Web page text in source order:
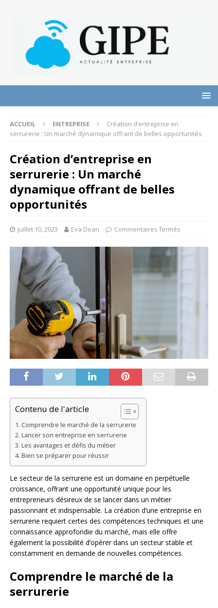
ACCUEIL ENTREPRISE
Création d’entreprise en
serrurerie : Un marché dynamique offrant de belles opportunités
Création d’entreprise en
serrurerie : Un marché
dynamique offrant de belles
opportunités
juillet 10, 2023 Eva Dean Commentaires fermés
Contenu de l'article
Comprendre le marché de la serrurerie
Lancer son entreprise en serrurerie
Les avantages et défis du métier
Bien se préparer pour réussir
Le secteur de la serrurerie est un domaine en perpétuelle
croissance, offrant une opportunité unique pour les
entrepreneurs désireux de se lancer dans un métier
passionnant et indispensable. La création d’une entreprise en
serrurerie requiert certes des compétences techniques et une
connaissance approfondie du marché, mais elle offre
également la possibilité d’opérer dans un secteur stable et
constamment en demande de nouvelles compétences.
Comprendre le marché de la
serrurerie